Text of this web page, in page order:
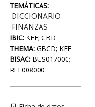
TEMÁTICAS:
DICCIONARIO
FINANZAS
IBIC: KFF; CBD
THEMA: GBCD; KFF
BISAC: BUS017000;
REF008000